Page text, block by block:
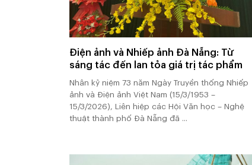
Điện ảnh và Nhiếp ảnh Đà Nẵng: Từ
sáng tác đến lan tỏa giá trị tác phẩm
Nhân kỷ niệm 73 năm Ngày Truyền thống Nhiếp
ảnh và Điện ảnh Việt Nam (15/3/1953 –
15/3/2026), Liên hiệp các Hội Văn học – Nghệ
thuật thành phố Đà Nẵng đã ...